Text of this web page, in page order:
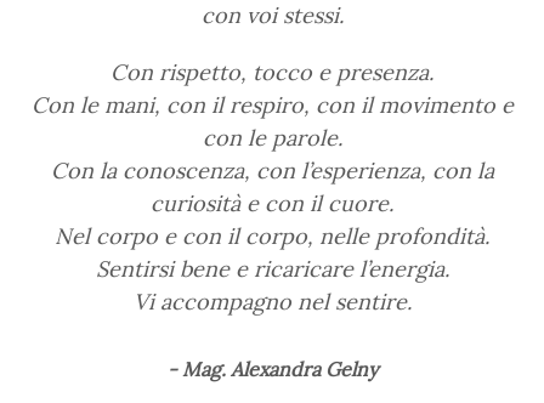
con voi stessi.
Con rispetto, tocco e presenza.
Con le mani, con il respiro, con il movimento e
con le parole.
Con la conoscenza, con l’esperienza, con la
curiosità e con il cuore.
Nel corpo e con il corpo, nelle profondità.
Sentirsi bene e ricaricare l’energia.
Vi accompagno nel sentire.
Mag. Alexandra Gelny